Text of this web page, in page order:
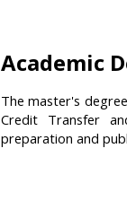
Academic
The master's
Credit Transfer
preparation and